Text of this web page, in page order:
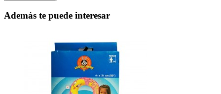
Además te puede interesar